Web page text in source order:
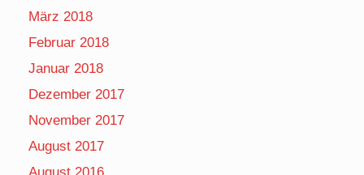
März 2018
Februar 2018
Januar 2018
Dezember 2017
November 2017
August 2017
August 2016